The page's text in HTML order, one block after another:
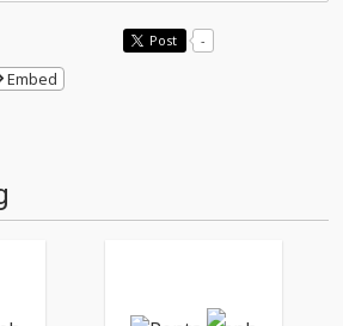
Post -
Embed